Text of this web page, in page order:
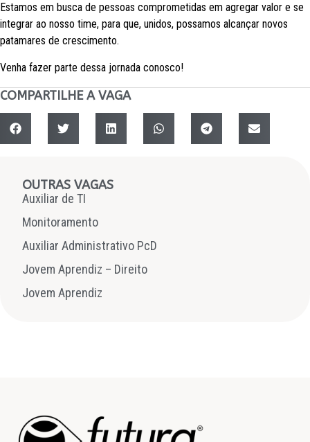
Estamos em busca de pessoas comprometidas em agregar valor e se
integrar ao nosso time, para que, unidos, possamos alcançar novos
patamares de crescimento.
Venha fazer parte dessa jornada conosco!
COMPARTILHE A VAGA
OUTRAS VAGAS
Auxiliar de TI
Monitoramento
Auxiliar Administrativo PcD
Jovem Aprendiz – Direito
Jovem Aprendiz